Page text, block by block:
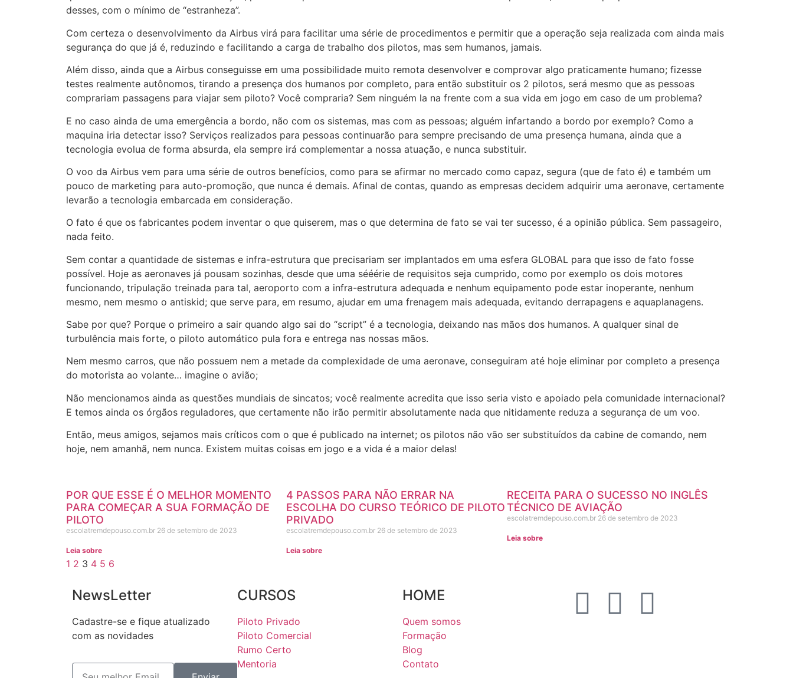
desses, com o mínimo de “estranheza”.
Com certeza o desenvolvimento da Airbus virá para facilitar uma série de procedimentos e permitir que a operação seja realizada com ainda mais
segurança do que já é, reduzindo e facilitando a carga de trabalho dos pilotos, mas sem humanos, jamais.
Além disso, ainda que a Airbus conseguisse em uma possibilidade muito remota desenvolver e comprovar algo praticamente humano; fizesse
testes realmente autônomos, tirando a presença dos humanos por completo, para então substituir os 2 pilotos, será mesmo que as pessoas
comprariam passagens para viajar sem piloto? Você compraria? Sem ninguém la na frente com a sua vida em jogo em caso de um problema?
E no caso ainda de uma emergência a bordo, não com os sistemas, mas com as pessoas; alguém infartando a bordo por exemplo? Como a
maquina iria detectar isso? Serviços realizados para pessoas continuarão para sempre precisando de uma presença humana, ainda que a
tecnologia evolua de forma absurda, ela sempre irá complementar a nossa atuação, e nunca substituir.
O voo da Airbus vem para uma série de outros benefícios, como para se afirmar no mercado como capaz, segura (que de fato é) e também um
pouco de marketing para auto-promoção, que nunca é demais. Afinal de contas, quando as empresas decidem adquirir uma aeronave, certamente
levarão a tecnologia embarcada em consideração.
O fato é que os fabricantes podem inventar o que quiserem, mas o que determina de fato se vai ter sucesso, é a opinião pública. Sem passageiro,
nada feito.
Sem contar a quantidade de sistemas e infra-estrutura que precisariam ser implantados em uma esfera GLOBAL para que isso de fato fosse
possível. Hoje as aeronaves já pousam sozinhas, desde que uma sééérie de requisitos seja cumprido, como por exemplo os dois motores
funcionando, tripulação treinada para tal, aeroporto com a infra-estrutura adequada e nenhum equipamento pode estar inoperante, nenhum
mesmo, nem mesmo o antiskid; que serve para, em resumo, ajudar em uma frenagem mais adequada, evitando derrapagens e aquaplanagens.
Sabe por que? Porque o primeiro a sair quando algo sai do “script” é a tecnologia, deixando nas mãos dos humanos. A qualquer sinal de
turbulência mais forte, o piloto automático pula fora e entrega nas nossas mãos.
Nem mesmo carros, que não possuem nem a metade da complexidade de uma aeronave, conseguiram até hoje eliminar por completo a presença
do motorista ao volante… imagine o avião;
Não mencionamos ainda as questões mundiais de sincatos; você realmente acredita que isso seria visto e apoiado pela comunidade internacional?
E temos ainda os órgãos reguladores, que certamente não irão permitir absolutamente nada que nitidamente reduza a segurança de um voo.
Então, meus amigos, sejamos mais críticos com o que é publicado na internet; os pilotos não vão ser substituídos da cabine de comando, nem
hoje, nem amanhã, nem nunca. Existem muitas coisas em jogo e a vida é a maior delas!
POR QUE ESSE É O MELHOR MOMENTO
PARA COMEÇAR A SUA FORMAÇÃO DE
PILOTO
escolatremdepouso.com.br 26 de setembro de 2023
Leia sobre
4 PASSOS PARA NÃO ERRAR NA
ESCOLHA DO CURSO TEÓRICO DE PILOTO
PRIVADO
escolatremdepouso.com.br 26 de setembro de 2023
Leia sobre
RECEITA PARA O SUCESSO NO INGLÊS
TÉCNICO DE AVIAÇÃO
escolatremdepouso.com.br 26 de setembro de 2023
Leia sobre
1 2 3 4 5 6
NewsLetter
Cadastre-se e fique atualizado
com as novidades
CURSOS
Piloto Privado
Piloto Comercial
Rumo Certo
Mentoria
HOME
Quem somos
Formação
Blog
Contato